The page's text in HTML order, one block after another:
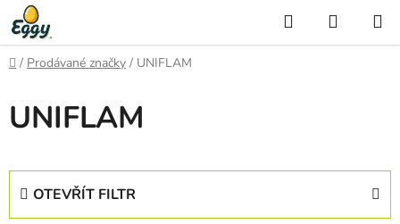
Přejít
na
obsah
Hledat
KOŠÍK
Domů
/ Prodávané značky / UNIFLAM
UNIFLAM
OTEVŘÍT FILTR